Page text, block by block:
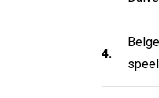
4.